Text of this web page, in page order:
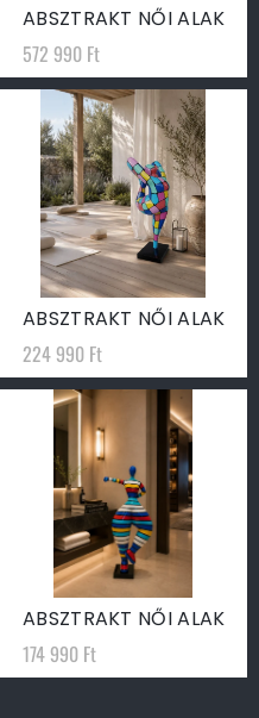
ABSZTRAKT NŐI ALAK
572 990 Ft
ABSZTRAKT NŐI ALAK
224 990 Ft
ABSZTRAKT NŐI ALAK
174 990 Ft